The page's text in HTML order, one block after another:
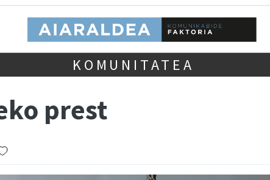
KOMUNITATEA
prest